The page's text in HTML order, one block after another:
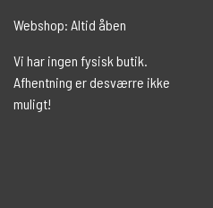
Webshop: Altid åben
Vi har ingen fysisk butik.
Afhentning er desværre ikke
muligt!